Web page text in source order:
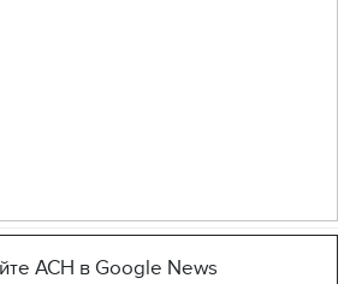
АСН в Google News